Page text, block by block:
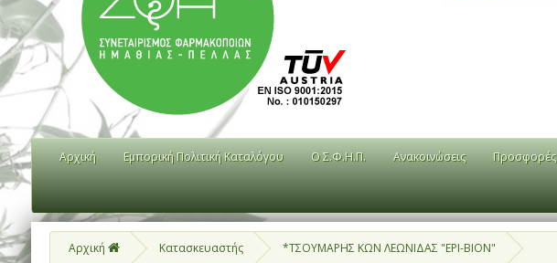
Αρχική Εμπορική Πολιτική Καταλόγου Ο Σ.Φ.Η.Π. Ανακοινώσεις Προσφορές
Αρχική Κατασκευαστής *ΤΣΟΥΜΑΡΗΣ ΚΩΝ ΛΕΩΝΙΔΑΣ "EPI-BION"